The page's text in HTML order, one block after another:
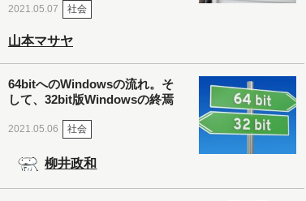
2021.05.07 社会
山本マサヤ
64bitへのWindowsの流れ。そ
して、32bit版Windowsの終焉
2021.05.06 社会
柳井政和